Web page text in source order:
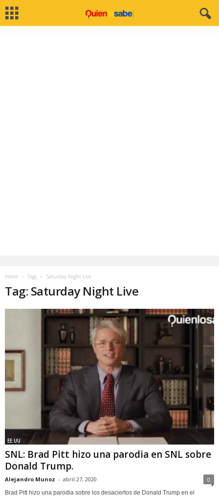
Home Tags Saturday Night Live
Tag: Saturday Night Live
EE.UU
SNL: Brad Pitt hizo una parodia en SNL sobre
Donald Trump.
Alejandro Munoz - abril 27, 2020 0
Brad Pitt hizo una parodia sobre los desaciertos de Donald Trump en el